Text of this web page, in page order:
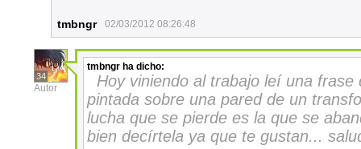
tmbngr 02/03/2012 08:26:48
34
Autor
tmbngr ha dicho:
Hoy viniendo al trabajo leí una
pintada sobre una pared de un
lucha que se pierde es la que se
bien decírtela ya que te gustan...